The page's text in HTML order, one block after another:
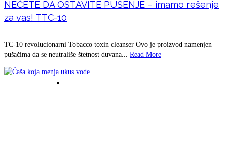
tetiva i mišića – Gavez
NEĆETE DA OSTAVITE PUŠENJE – imamo rešenje
za vas! TTC-10
TC-10 revolucionarni Tobacco toxin cleanser Ovo je proizvod namenjen
pušačima da se neutrališe štetnost duvana... Read More